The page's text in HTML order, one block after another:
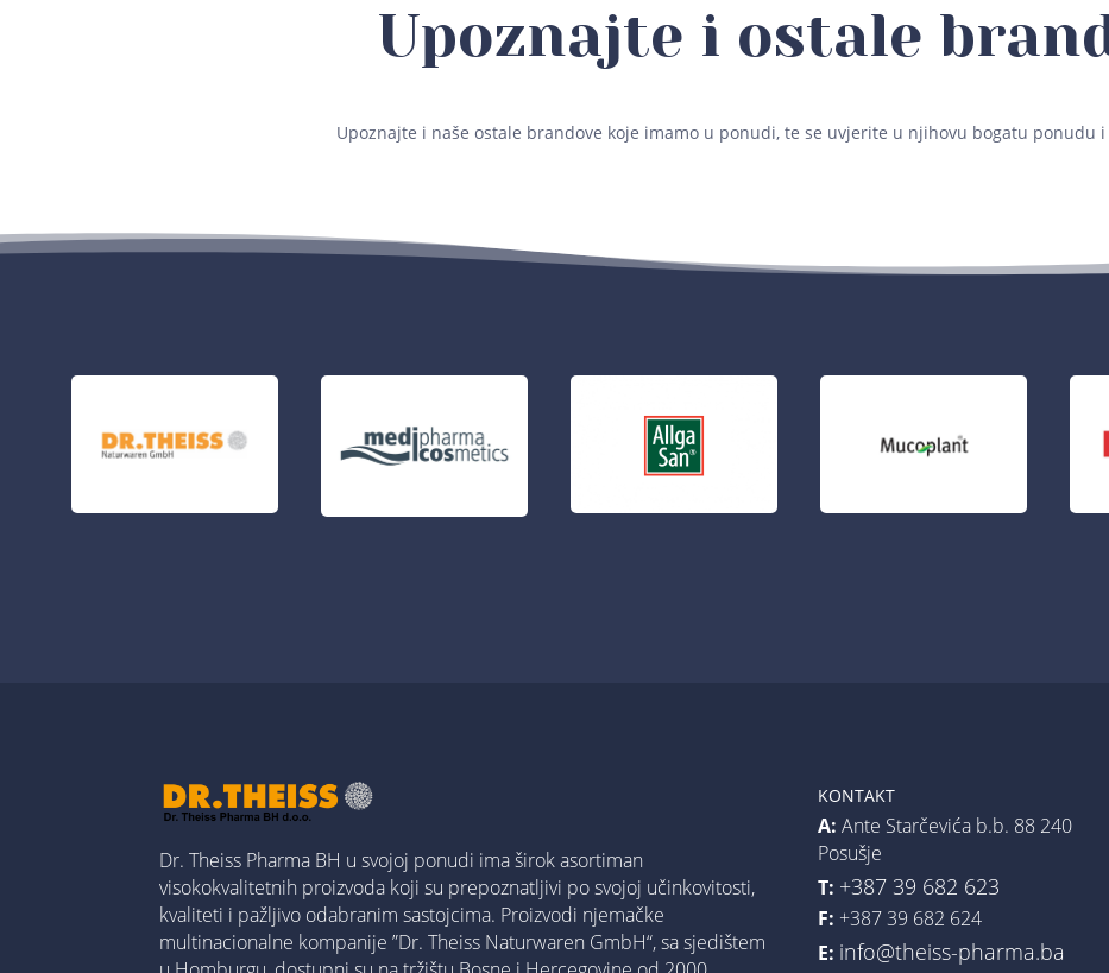
Upoznajte i ostale
Upoznajte i naše ostale brandove koje imamo u ponudi, te se uvjerite u njihovu bogatu ponudu
Dr. Theiss Pharma BH u svojoj ponudi ima širok asortiman
visokokvalitetnih proizvoda koji su prepoznatljivi po svojoj učinkovitosti,
kvaliteti i pažljivo odabranim sastojcima. Proizvodi njemačke
multinacionalne kompanije ”Dr. Theiss Naturwaren GmbH“, sa sjedištem
KONTAKT
A: Ante Starčevića b.b. 88 240
Posušje
T: +387 39 682 623
F: +387 39 682 624
E: info@theiss-pharma.ba